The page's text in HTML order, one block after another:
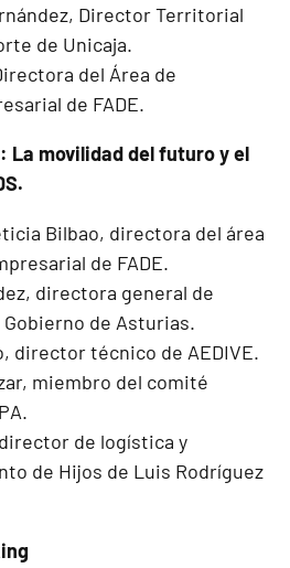
Director Territorial
de Unicaja.
del Área de
de FADE.
La movilidad del futuro y el
Bilbao, directora del área
de FADE.
directora general de
de Asturias.
director técnico de AEDIVE.
miembro del comité
de logística y
de Hijos de Luis Rodríguez